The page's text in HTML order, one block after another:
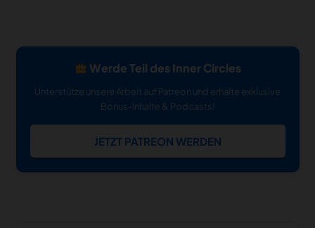
Werde Teil des Inner Circles
Unterstütze unsere Arbeit auf Patreon und erhalte exklusive
Bonus-Inhalte & Podcasts!
JETZT PATREON WERDEN